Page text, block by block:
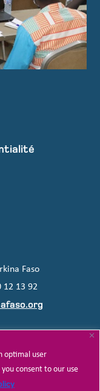
optimal user
consent to our use
Faso
12 13 92
droits réservés